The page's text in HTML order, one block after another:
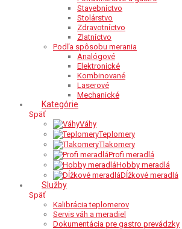
Stavebníctvo
Stolárstvo
Zdravotníctvo
Zlatníctvo
Podľa spôsobu merania
Analógové
Elektronické
Kombinované
Laserové
Mechanické
Kategórie
Späť
Váhy
Teplomery
Tlakomery
Profi meradlá
Hobby meradlá
Dĺžkové meradlá
Služby
Späť
Kalibrácia teplomerov
Servis váh a meradiel
Dokumentácia pre gastro prevádzky